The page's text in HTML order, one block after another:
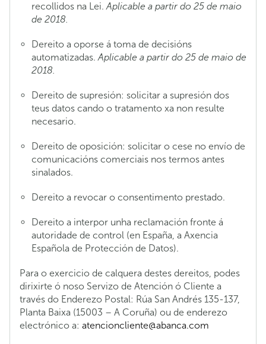
recollidos na Lei. Aplicable a partir do 25 de maio
de 2018.
Dereito a oporse á toma de decisións
automatizadas.Aplicable a partir do 25 de maio de
2018.
Dereito de supresión: solicitar a supresión dos
teus datos cando o tratamento xa non resulte
necesario.
Dereito de oposición: solicitar o cese no envío de
comunicacións comerciais nos termos antes
sinalados.
Dereito a revocar o consentimento prestado.
Dereito a interpor unha reclamación fronte á
autoridade de control (en España, a Axencia
Española de Protección de Datos).
Para o exercicio de calquera destes dereitos, podes
dirixirte ó noso Servizo de Atención ó Cliente a
través do Enderezo Postal: Rúa San Andrés 135-137,
Planta Baixa (15003 – A Coruña) ou de enderezo
electrónico a: atencioncliente@abanca.com